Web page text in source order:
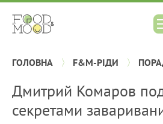
ГОЛОВНА F&M-РІДИ
Дмитрий Комаров
секретами